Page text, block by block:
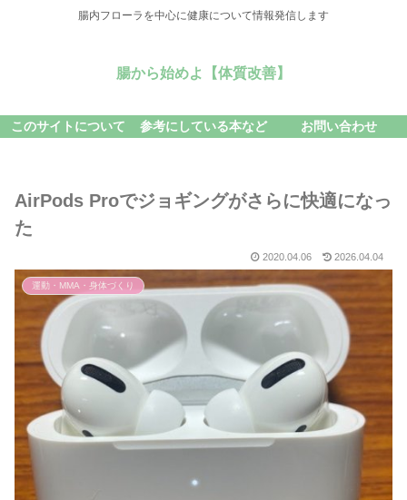
腸内フローラを中心に健康について情報発信します
腸から始めよ【体質改善】
このサイトについて 参考にしている本など お問い合わせ
AirPods Proでジョギングがさらに快適になっ
た
2020.04.06 2026.04.04
運動・MMA・身体づくり